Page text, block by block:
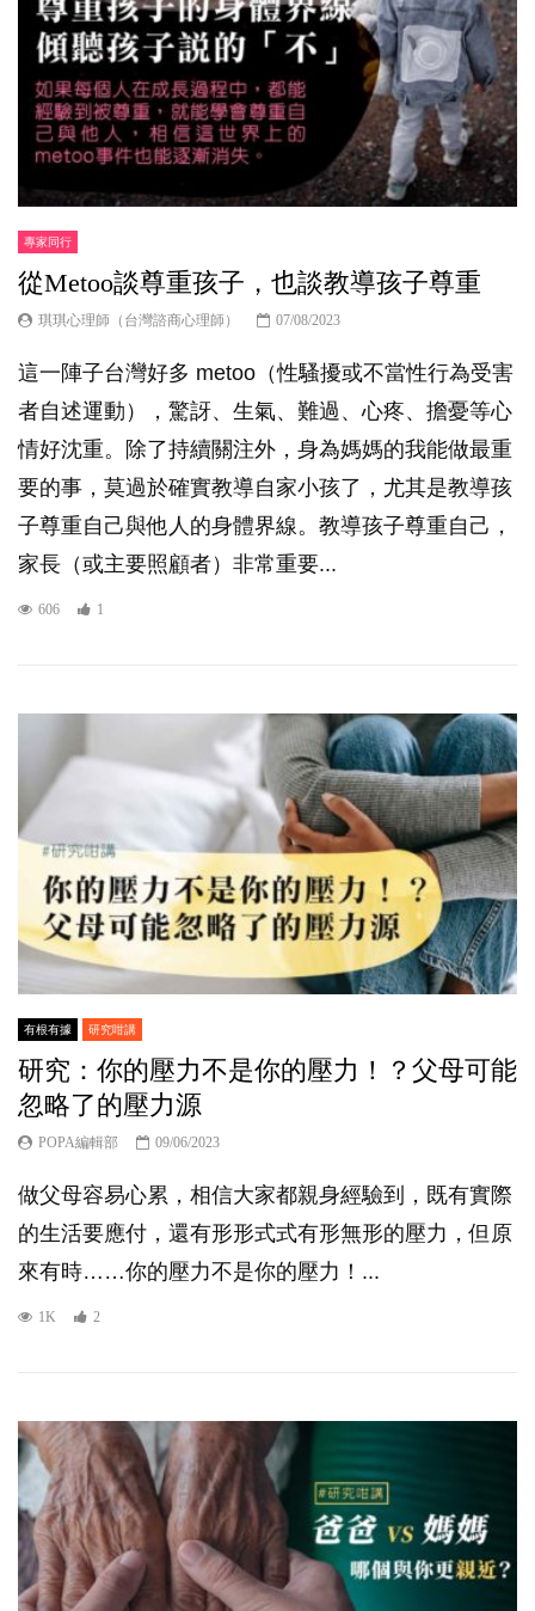
專家同行
從Metoo談尊重孩子，也談教導孩子尊重
琪琪心理師（台灣諮商心理師） 07/08/2023
這一陣子台灣好多 metoo（性騷擾或不當性行為受害
者自述運動），驚訝、生氣、難過、心疼、擔憂等心
情好沈重。除了持續關注外，身為媽媽的我能做最重
要的事，莫過於確實教導自家小孩了，尤其是教導孩
子尊重自己與他人的身體界線。教導孩子尊重自己，
家長（或主要照顧者）非常重要...
606 1
有根有據 研究咁講
研究：你的壓力不是你的壓力！？父母可能
忽略了的壓力源
POPA編輯部 09/06/2023
做父母容易心累，相信大家都親身經驗到，既有實際
的生活要應付，還有形形式式有形無形的壓力，但原
來有時……你的壓力不是你的壓力！...
1K 2